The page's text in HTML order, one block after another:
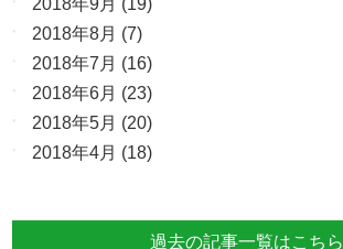
2018年9月 (19)
2018年8月 (7)
2018年7月 (16)
2018年6月 (23)
2018年5月 (20)
2018年4月 (18)
過去の記事一覧はこちら